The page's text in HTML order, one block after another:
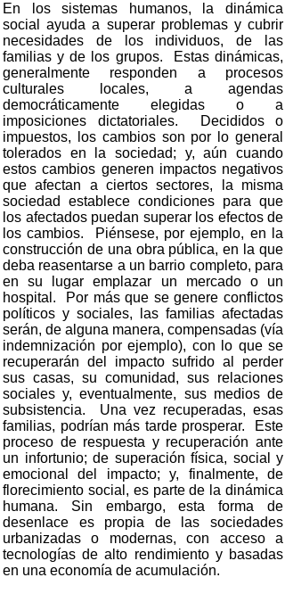
En los sistemas humanos, la dinámica
social ayuda a superar problemas y cubrir
necesidades de los individuos, de las
familias y de los grupos. Estas dinámicas,
generalmente responden a procesos
culturales locales, a agendas
democráticamente elegidas o a
imposiciones dictatoriales. Decididos o
impuestos, los cambios son por lo general
tolerados en la sociedad; y, aún cuando
estos cambios generen impactos negativos
que afectan a ciertos sectores, la misma
sociedad establece condiciones para que
los afectados puedan superar los efectos de
los cambios. Piénsese, por ejemplo, en la
construcción de una obra pública, en la que
deba reasentarse a un barrio completo, para
en su lugar emplazar un mercado o un
hospital. Por más que se genere conflictos
políticos y sociales, las familias afectadas
serán, de alguna manera, compensadas (vía
indemnización por ejemplo), con lo que se
recuperarán del impacto sufrido al perder
sus casas, su comunidad, sus relaciones
sociales y, eventualmente, sus medios de
subsistencia. Una vez recuperadas, esas
familias, podrían más tarde prosperar. Este
proceso de respuesta y recuperación ante
un infortunio; de superación física, social y
emocional del impacto; y, finalmente, de
florecimiento social, es parte de la dinámica
humana. Sin embargo, esta forma de
desenlace es propia de las sociedades
urbanizadas o modernas, con acceso a
tecnologías de alto rendimiento y basadas
en una economía de acumulación.